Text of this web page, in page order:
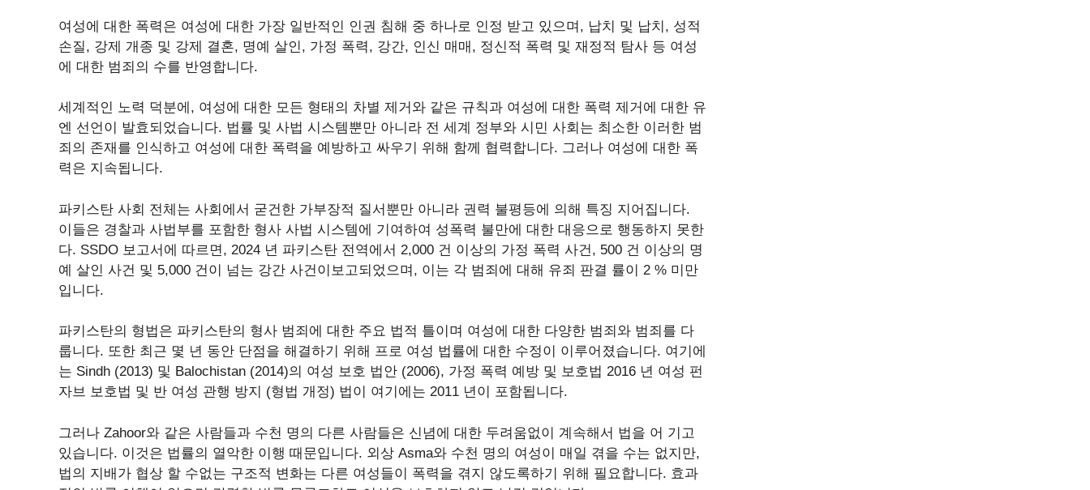
여성에 대한 폭력은 여성에 대한 가장 일반적인 인권 침해 중 하나로 인정 받고 있으며, 납치 및 납치, 성적
손질, 강제 개종 및 강제 결혼, 명예 살인, 가정 폭력, 강간, 인신 매매, 정신적 폭력 및 재정적 탐사 등 여성
에 대한 범죄의 수를 반영합니다.
세계적인 노력 덕분에, 여성에 대한 모든 형태의 차별 제거와 같은 규칙과 여성에 대한 폭력 제거에 대한 유
엔 선언이 발효되었습니다. 법률 및 사법 시스템뿐만 아니라 전 세계 정부와 시민 사회는 최소한 이러한 범
죄의 존재를 인식하고 여성에 대한 폭력을 예방하고 싸우기 위해 함께 협력합니다. 그러나 여성에 대한 폭
력은 지속됩니다.
파키스탄 사회 전체는 사회에서 굳건한 가부장적 질서뿐만 아니라 권력 불평등에 의해 특징 지어집니다.
이들은 경찰과 사법부를 포함한 형사 사법 시스템에 기여하여 성폭력 불만에 대한 대응으로 행동하지 못한
다. SSDO 보고서에 따르면, 2024 년 파키스탄 전역에서 2,000 건 이상의 가정 폭력 사건, 500 건 이상의 명
예 살인 사건 및 5,000 건이 넘는 강간 사건이보고되었으며, 이는 각 범죄에 대해 유죄 판결 률이 2 % 미만
입니다.
파키스탄의 형법은 파키스탄의 형사 범죄에 대한 주요 법적 틀이며 여성에 대한 다양한 범죄와 범죄를 다
룹니다. 또한 최근 몇 년 동안 단점을 해결하기 위해 프로 여성 법률에 대한 수정이 이루어졌습니다. 여기에
는 Sindh (2013) 및 Balochistan (2014)의 여성 보호 법안 (2006), 가정 폭력 예방 및 보호법 2016 년 여성 펀
자브 보호법 및 반 여성 관행 방지 (형법 개정) 법이 여기에는 2011 년이 포함됩니다.
그러나 Zahoor와 같은 사람들과 수천 명의 다른 사람들은 신념에 대한 두려움없이 계속해서 법을 어 기고
있습니다. 이것은 법률의 열악한 이행 때문입니다. 외상 Asma와 수천 명의 여성이 매일 겪을 수는 없지만,
법의 지배가 협상 할 수없는 구조적 변화는 다른 여성들이 폭력을 겪지 않도록하기 위해 필요합니다. 효과